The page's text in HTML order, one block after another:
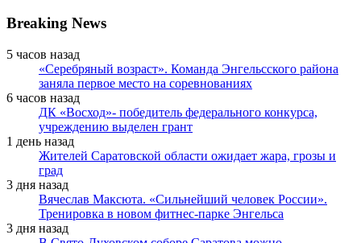
Breaking News
5 часов назад
«Серебряный возраст». Команда Энгельсского района
заняла первое место на соревнованиях
6 часов назад
ДК «Восход»- победитель федерального конкурса,
учреждению выделен грант
1 день назад
Жителей Саратовской области ожидает жара, грозы и
град
3 дня назад
Вячеслав Максюта. «Сильнейший человек России».
Тренировка в новом фитнес-парке Энгельса
3 дня назад